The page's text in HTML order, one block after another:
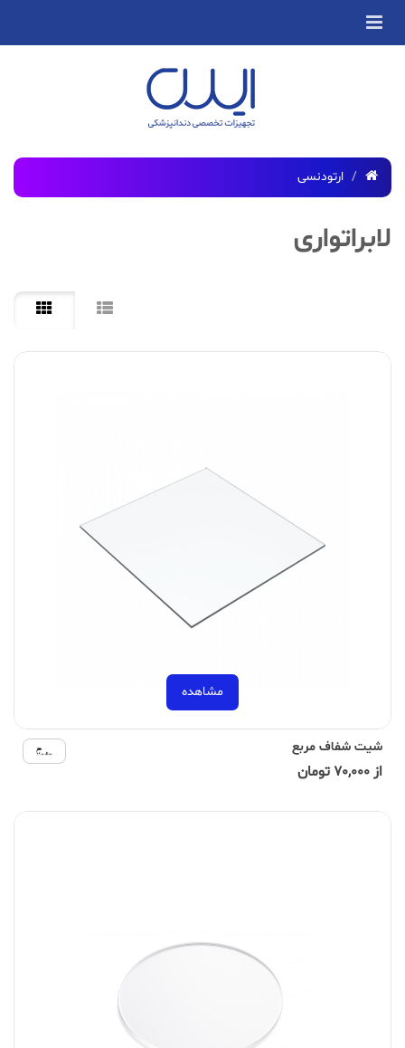
ارتودنسی
لابراتواری
مشاهده
شیت شفاف مربع
از 70,000 تومان